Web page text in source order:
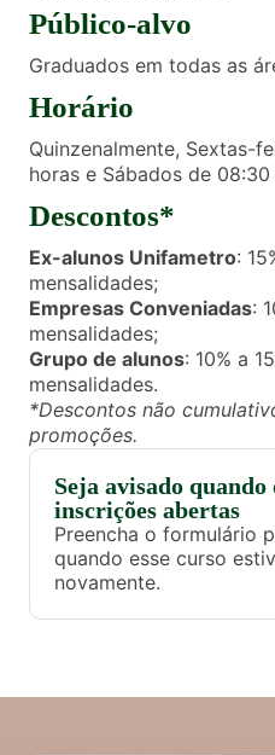
Público-alvo
Graduados em todas as
Horário
Quinzenalmente, Sextas-
horas e Sábados de 08:30
Descontos*
Ex-alunos Unifametro:
mensalidades;
Empresas Conveniadas:
mensalidades;
Grupo de alunos: 10% a
mensalidades.
*Descontos não
promoções.
Seja avisado
inscrições abertas
Preencha o formulário
quando esse curso
novamente.